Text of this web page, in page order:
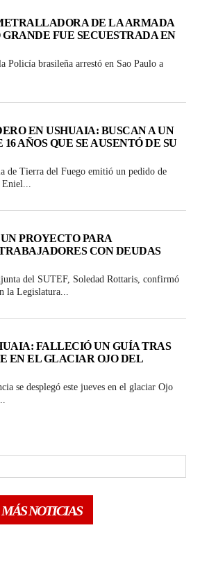
DE LA ARMADA
FUE SECUESTRADA EN
Policía brasileña arrestó en Sao Paulo a
EN USHUAIA: BUSCAN A UN
AÑOS QUE SE AUSENTÓ DE SU
de Tierra del Fuego emitió un pedido de
Eniel...
PROYECTO PARA
CON DEUDAS
del SUTEF, Soledad Rottaris, confirmó
la Legislatura...
FALLECIÓ UN GUÍA TRAS
EN EL GLACIAR OJO DEL
se desplegó este jueves en el glaciar Ojo
MÁS NOTICIAS